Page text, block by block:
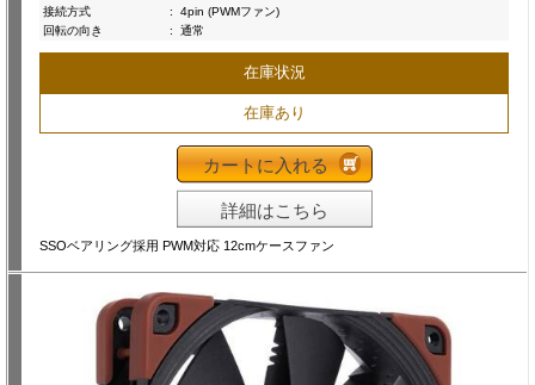
接続方式
:
4pin (PWMファン)
回転の向き
: 通常
在庫状況
在庫あり
カートに入れる
詳細はこちら
SSOベアリング採用 PWM対応 12cmケースファン